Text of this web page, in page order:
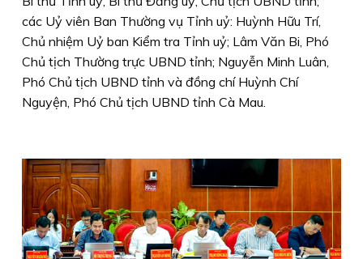
các Uỷ viên Ban Thường vụ Tỉnh uỷ: Huỳnh Hữu Trí,
Chủ nhiệm Uỷ ban Kiểm tra Tỉnh uỷ; Lâm Văn Bi, Phó
Chủ tịch Thường trực UBND tỉnh; Nguyễn Minh Luân,
Phó Chủ tịch UBND tỉnh và đồng chí Huỳnh Chí
Nguyện, Phó Chủ tịch UBND tỉnh Cà Mau.